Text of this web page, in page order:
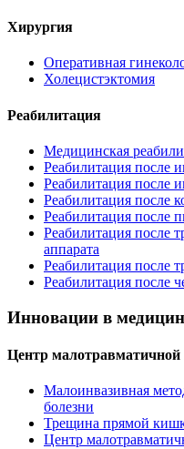
Хирургия
Оперативная
Холецистэктомия
Реабилитация
Медицинская
Реабилитация после
Реабилитация после
Реабилитация после
Реабилитация после
Реабилитация после
аппарата
Реабилитация после
Реабилитация после
Инновации в
Центр малотравматичной
Малоинвазивная
болезни
Трещина прямой
Центр